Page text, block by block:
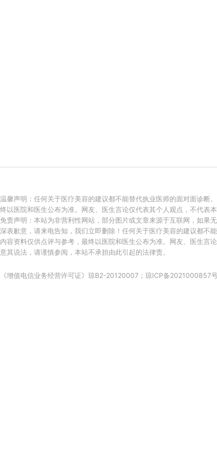
温馨声明：任何关于医疗美容的建议都不能替代执业医师的面对面诊断
终以医院和医生公布为准。网友、医生言论仅代表其个人观点，不代表
免责声明：本站为非营利性网站，部分图片或文章来源于互联网，如果
深表歉意，请来电告知，我们立即删除！任何关于医疗美容的建议都不
内容资料仅供点评与参考，最终以医院和医生公布为准。网友、医生言
意其说法，请谨慎参阅，本站不承担由此引起的法律责。
《增值电信业务经营许可证》琼B2-20120007； 琼ICP备2021000857